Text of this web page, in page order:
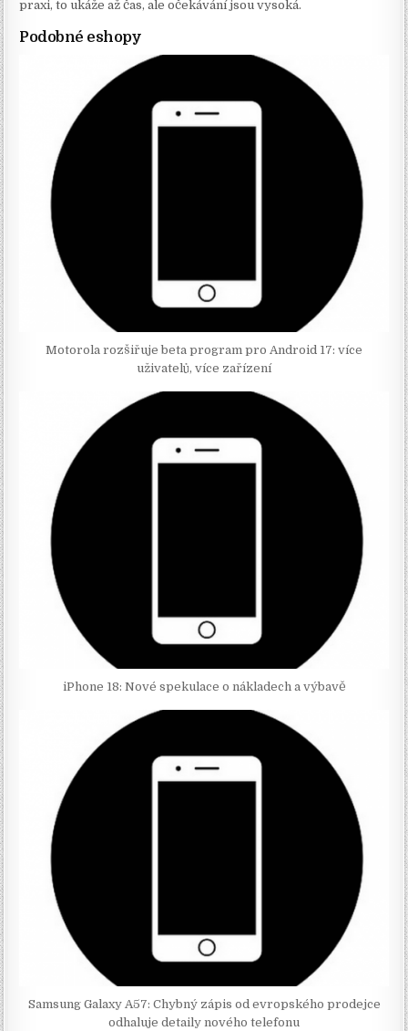
praxi, to ukáže až čas, ale očekávání jsou vysoká.
Podobné eshopy
Motorola rozšiřuje beta program pro Android 17: více
uživatelů, více zařízení
iPhone 18: Nové spekulace o nákladech a výbavě
Samsung Galaxy A57: Chybný zápis od evropského prodejce
odhaluje detaily nového telefonu